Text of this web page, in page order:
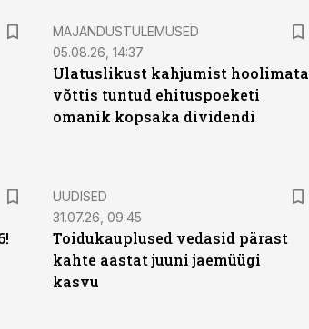
MAJANDUSTULEMUSED
05.08.26, 14:37
Ulatuslikust kahjumist hoolimata
võttis tuntud ehituspoeketi
omanik kopsaka dividendi
UUDISED
31.07.26, 09:45
Toidukauplused vedasid pärast
kahte aastat juuni jaemüügi
kasvu